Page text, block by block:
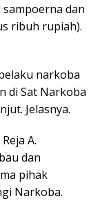
dan
ribuh rupiah).
narkoba
di Sat Narkoba
Jelasnya.
A.
dan
pihak
Narkoba.